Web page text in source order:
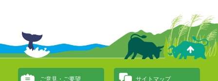
ご意見・ご要望 サイトマップ